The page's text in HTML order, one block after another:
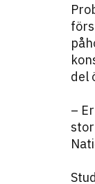
del
–